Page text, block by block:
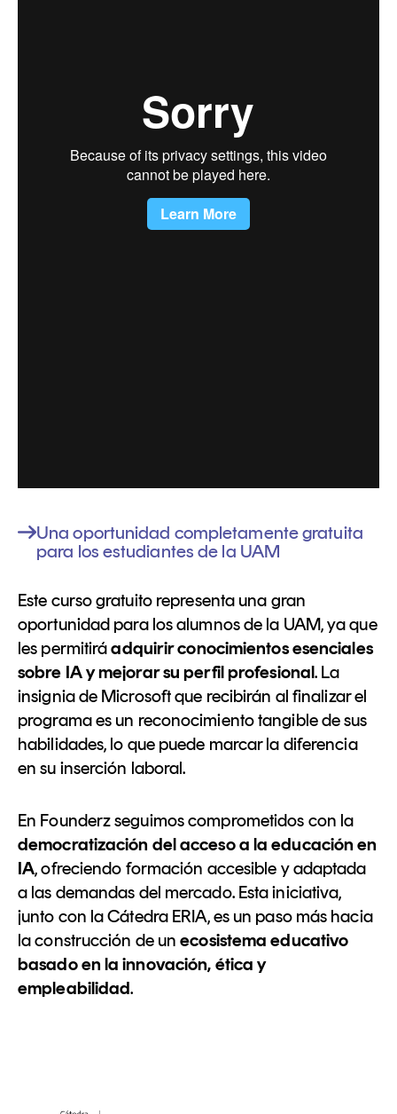
Una oportunidad completamente gratuita
para los estudiantes de la UAM
Este curso gratuito representa una gran
oportunidad para los alumnos de la UAM, ya que
les permitiráadquirir conocimientos esenciales
sobre IA y mejorar su perfil profesional. La
insignia de Microsoft que recibirán al finalizar el
programa es un reconocimiento tangible de sus
habilidades, lo que puede marcar la diferencia
en su inserción laboral.
En Founderz seguimos comprometidos con la
democratización del acceso a la educación en
IA, ofreciendo formación accesible y adaptada
a las demandas del mercado. Esta iniciativa,
junto con la Cátedra ERIA, es un paso más hacia
la construcción de unecosistema educativo
basado en la innovación, ética y
empleabilidad.